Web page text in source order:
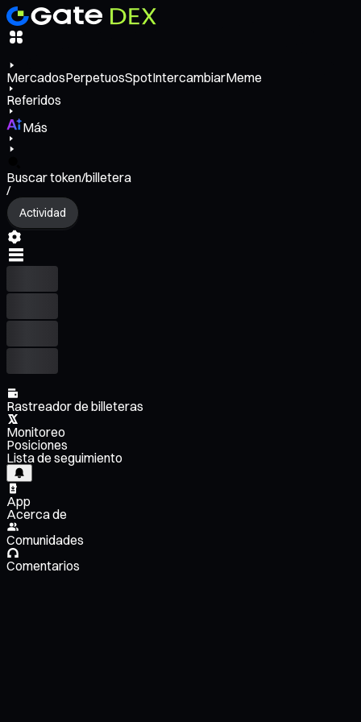
MercadosPerpetuosSpotIntercambiarMeme
Referidos
Más
Buscar token/billetera
/
Actividad
Rastreador de billeteras
Monitoreo
Posiciones
Lista de seguimiento
App
Acerca de
Comunidades
Comentarios